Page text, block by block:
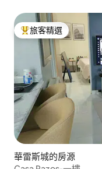
旅客精選榜首
旅客精選
華雷斯城的房源